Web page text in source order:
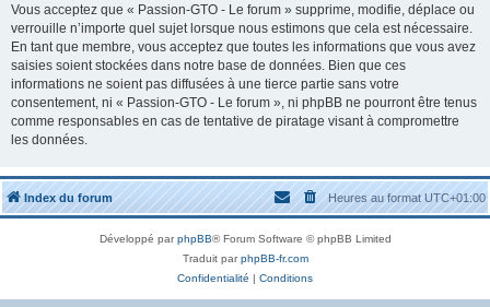
Vous acceptez que « Passion-GTO - Le forum » supprime, modifie, déplace ou
verrouille n’importe quel sujet lorsque nous estimons que cela est nécessaire.
En tant que membre, vous acceptez que toutes les informations que vous avez
saisies soient stockées dans notre base de données. Bien que ces
informations ne soient pas diffusées à une tierce partie sans votre
consentement, ni « Passion-GTO - Le forum », ni phpBB ne pourront être tenus
comme responsables en cas de tentative de piratage visant à compromettre
les données.
Index du forum Heures au formatUTC+01:00
Développé parphpBB® Forum Software © phpBB Limited
Traduit parphpBB-fr.com
Confidentialité | Conditions